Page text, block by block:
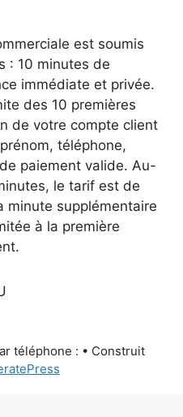
est soumis
: 10 minutes de
immédiate et privée.
des 10 premières
de votre compte client
téléphone,
paiement valide. Au-
le tarif est de
minute supplémentaire
à la première
téléphone : • Construit